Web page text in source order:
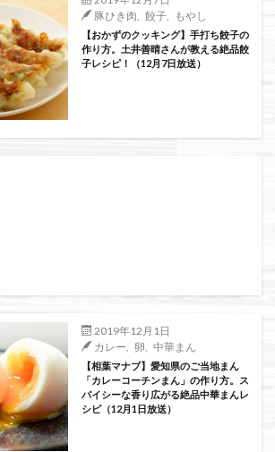
豚ひき肉
餃子 もやし
【おかずのクッキング】手打ち餃子の
作り方。土井善晴さんが教える絶品餃
子レシピ！（12月7日放送）
2019年12月1日
カレー
卵 中華まん
【相葉マナブ】愛知県のご当地まん
「カレーコーチンまん」の作り方。ス
パイシーな香り広がる絶品中華まんレ
シピ（12月1日放送）